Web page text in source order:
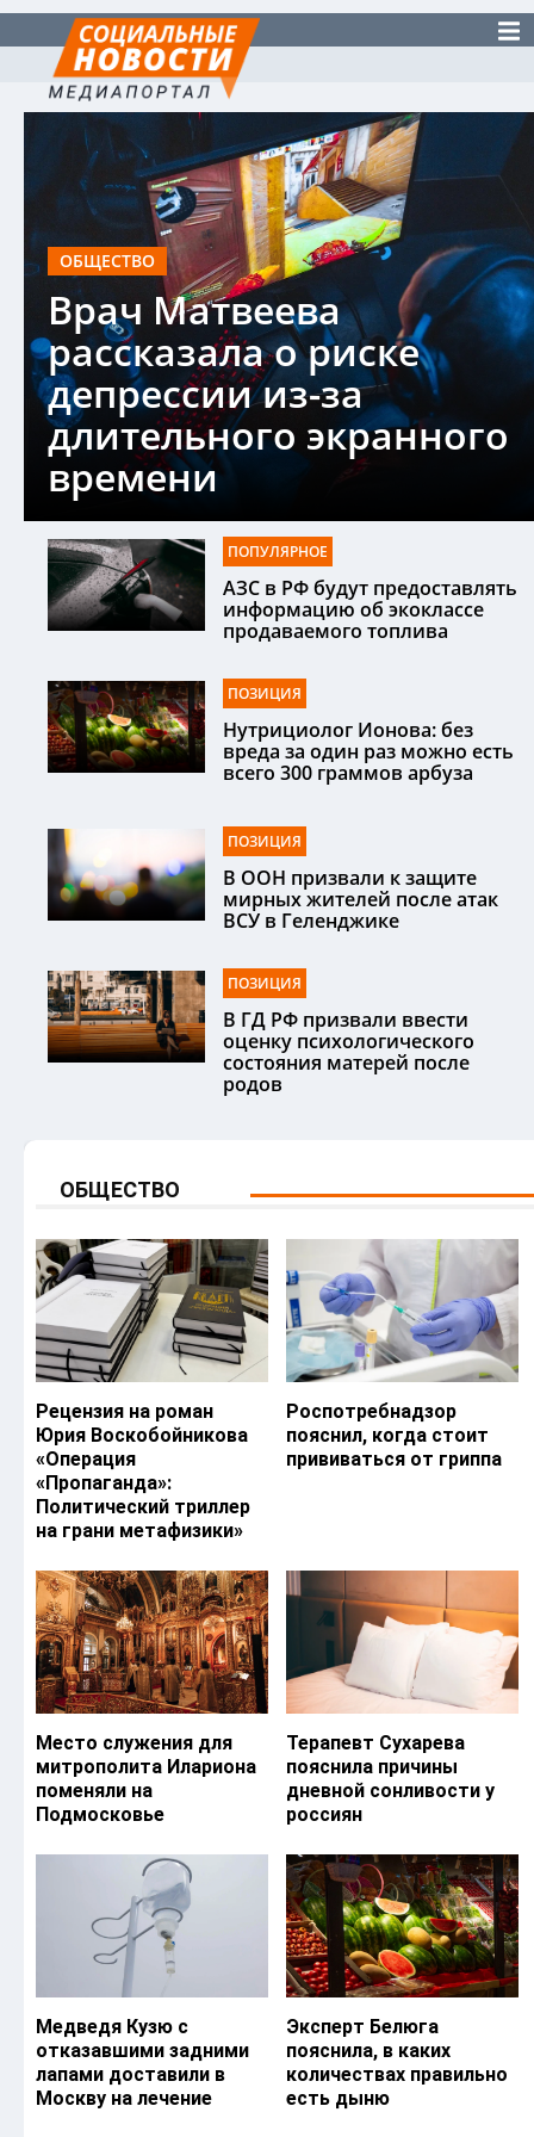
ОБЩЕСТВО
Врач Матвеева
рассказала о риске
депрессии из-за
длительного экранного
времени
ПОПУЛЯРНОЕ
АЗС в РФ будут предоставлять
информацию об экоклассе
продаваемого топлива
ПОЗИЦИЯ
Нутрициолог Ионова: без
вреда за один раз можно есть
всего 300 граммов арбуза
ПОЗИЦИЯ
В ООН призвали к защите
мирных жителей после атак
ВСУ в Геленджике
ПОЗИЦИЯ
В ГД РФ призвали ввести
оценку психологического
состояния матерей после
родов
ОБЩЕСТВО
Рецензия на роман
Юрия Воскобойникова
«Операция
«Пропаганда»:
Политический триллер
на грани метафизики»
Роспотребнадзор
пояснил, когда стоит
прививаться от гриппа
Место служения для
митрополита Илариона
поменяли на
Подмосковье
Терапевт Сухарева
пояснила причины
дневной сонливости у
россиян
Медведя Кузю с
отказавшими задними
лапами доставили в
Москву на лечение
Эксперт Белюга
пояснила, в каких
количествах правильно
есть дыню